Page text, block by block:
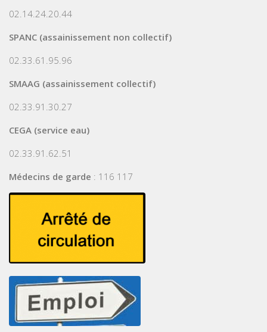
02.14.24.20.44
SPANC (assainissement non collectif)
02.33.61.95.96
SMAAG (assainissement collectif)
02.33.91.30.27
CEGA (service eau)
02.33.91.62.51
Médecins de garde : 116 117